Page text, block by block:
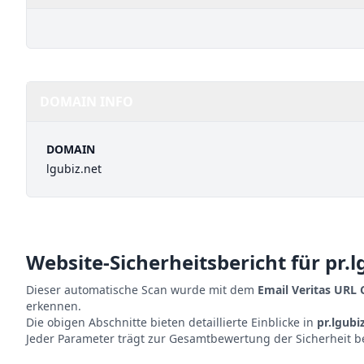
DOMAIN
lgubiz.net
Website-Sicherheitsbericht für
Dieser automatische Scan wurde mit dem Email Veritas URL
erkennen.
Die obigen Abschnitte bieten detaillierte Einblicke in
Jeder Parameter trägt zur Gesamtbewertung der